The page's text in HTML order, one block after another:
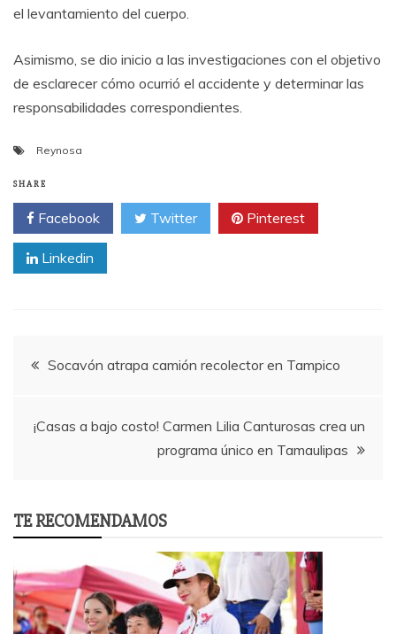
el levantamiento del cuerpo.
Asimismo, se dio inicio a las investigaciones con el objetivo
de esclarecer cómo ocurrió el accidente y determinar las
responsabilidades correspondientes.
Reynosa
SHARE
Facebook Twitter Pinterest
Linkedin
PostSocavón atrapa camión recolector en Tampico
¡Casas a bajo costo! Carmen Lilia Canturosas crea un
programa único en Tamaulipas
TE RECOMENDAMOS